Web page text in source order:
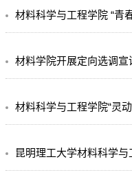
材料科学与工程学院 “青春
材料学院开展定向选调
材料科学与工程学院“灵动乒乓
昆明理工大学材料科学与工程学院两项作品斩获第